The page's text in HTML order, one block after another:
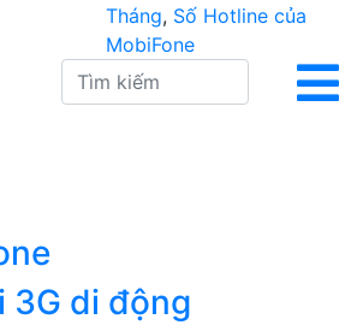
Tháng, Số Hotline của
MobiFone
3G di động